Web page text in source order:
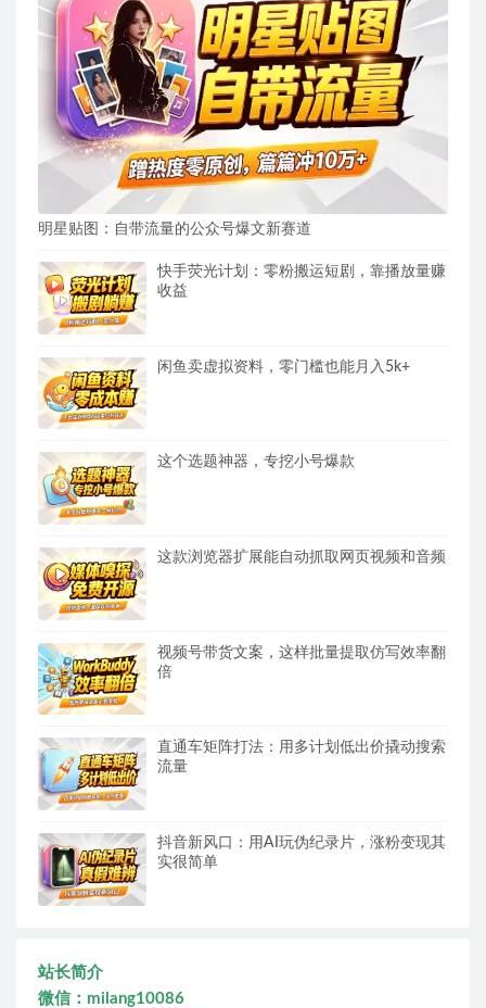
明星贴图：自带流量的公众号爆文新赛道
快手荧光计划：零粉搬运短剧，靠播放量赚
收益
闲鱼卖虚拟资料，零门槛也能月入5k+
这个选题神器，专挖小号爆款
这款浏览器扩展能自动抓取网页视频和音频
视频号带货文案，这样批量提取仿写效率翻
倍
直通车矩阵打法：用多计划低出价撬动搜索
流量
抖音新风口：用AI玩伪纪录片，涨粉变现其
实很简单
站长简介
微信：milang10086